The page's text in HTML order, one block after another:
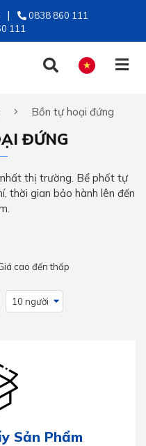
0838 860 111
111
TIẾNG VIỆT
Bồn tự hoại đứng
ĐỨNG
thị trường. Bể phốt tự
thời gian bảo hành lên đến
cao đến thấp
10 người
Sản Phẩm